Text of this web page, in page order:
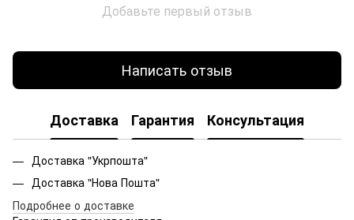
Добавьте первый отзыв
Написать отзыв
Доставка Гарантия Консультация
Доставка "Укрпошта"
Доставка "Нова Пошта"
Подробнее о доставке